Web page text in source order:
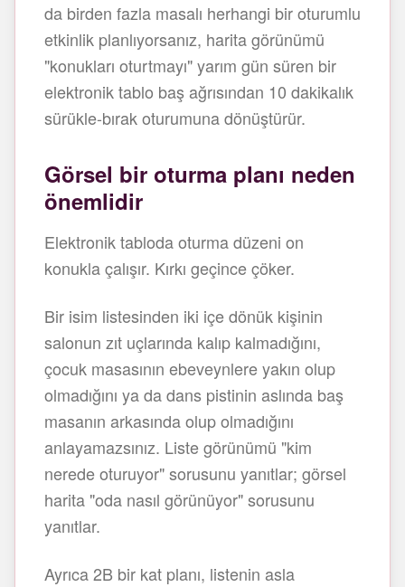
da birden fazla masalı herhangi bir oturumlu
etkinlik planlıyorsanız, harita görünümü
"konukları oturtmayı" yarım gün süren bir
elektronik tablo baş ağrısından 10 dakikalık
sürükle-bırak oturumuna dönüştürür.
Görsel bir oturma planı neden
önemlidir
Elektronik tabloda oturma düzeni on
konukla çalışır. Kırkı geçince çöker.
Bir isim listesinden iki içe dönük kişinin
salonun zıt uçlarında kalıp kalmadığını,
çocuk masasının ebeveynlere yakın olup
olmadığını ya da dans pistinin aslında baş
masanın arkasında olup olmadığını
anlayamazsınız. Liste görünümü "kim
nerede oturuyor" sorusunu yanıtlar; görsel
harita "oda nasıl görünüyor" sorusunu
yanıtlar.
Ayrıca 2B bir kat planı, listenin asla